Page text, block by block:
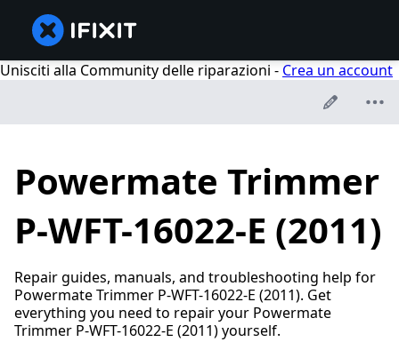
Unisciti alla Community delle riparazioni - Crea un account
Powermate Trimmer
P-WFT-16022-E (2011)
Repair guides, manuals, and troubleshooting help for
Powermate Trimmer P-WFT-16022-E (2011). Get
everything you need to repair your Powermate
Trimmer P-WFT-16022-E (2011) yourself.